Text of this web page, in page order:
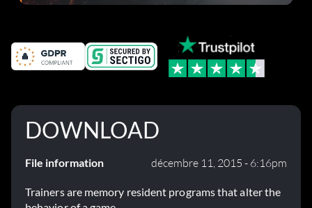
DOWNLOAD
File information décembre 11, 2015 - 6:16pm
Trainers are memory resident programs that alter the